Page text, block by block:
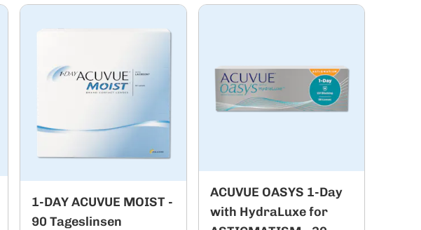
1-DAY ACUVUE MOIST -
90 Tageslinsen
ACUVUE OASYS 1-Day
with HydraLuxe for